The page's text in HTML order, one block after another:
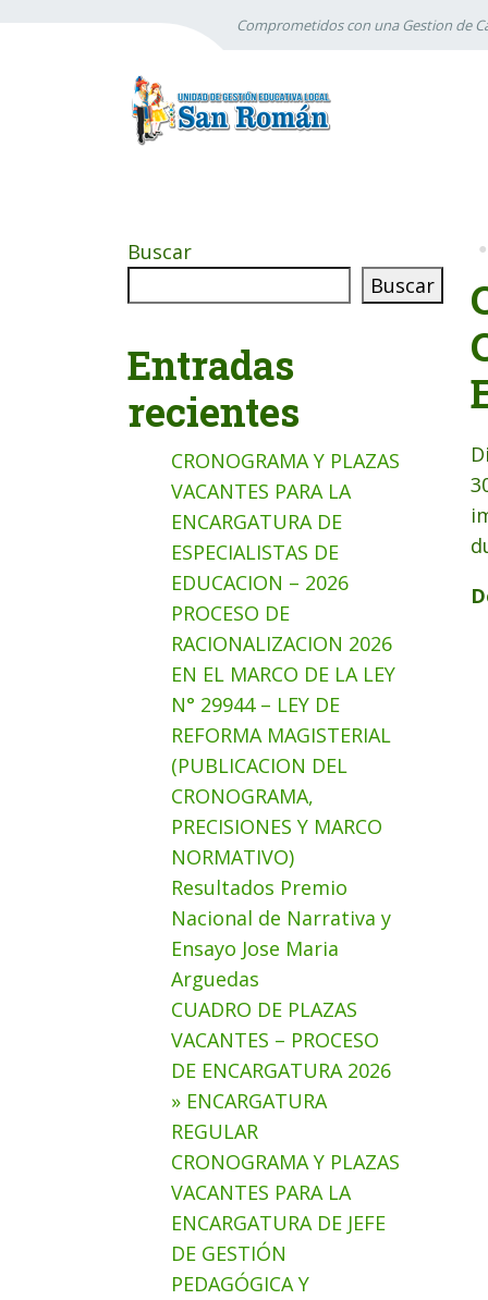
Comprometidos con una Gestion de
Buscar
Buscar
Entradas
recientes
CRONOGRAMA Y PLAZAS
VACANTES PARA LA
ENCARGATURA DE
ESPECIALISTAS DE
EDUCACION – 2026
PROCESO DE
RACIONALIZACION 2026
EN EL MARCO DE LA LEY
N° 29944 – LEY DE
REFORMA MAGISTERIAL
(PUBLICACION DEL
CRONOGRAMA,
PRECISIONES Y MARCO
NORMATIVO)
Resultados Premio
Nacional de Narrativa y
Ensayo Jose Maria
Arguedas
CUADRO DE PLAZAS
VACANTES – PROCESO
DE ENCARGATURA 2026
» ENCARGATURA
REGULAR
CRONOGRAMA Y PLAZAS
VACANTES PARA LA
ENCARGATURA DE JEFE
DE GESTIÓN
PEDAGÓGICA Y